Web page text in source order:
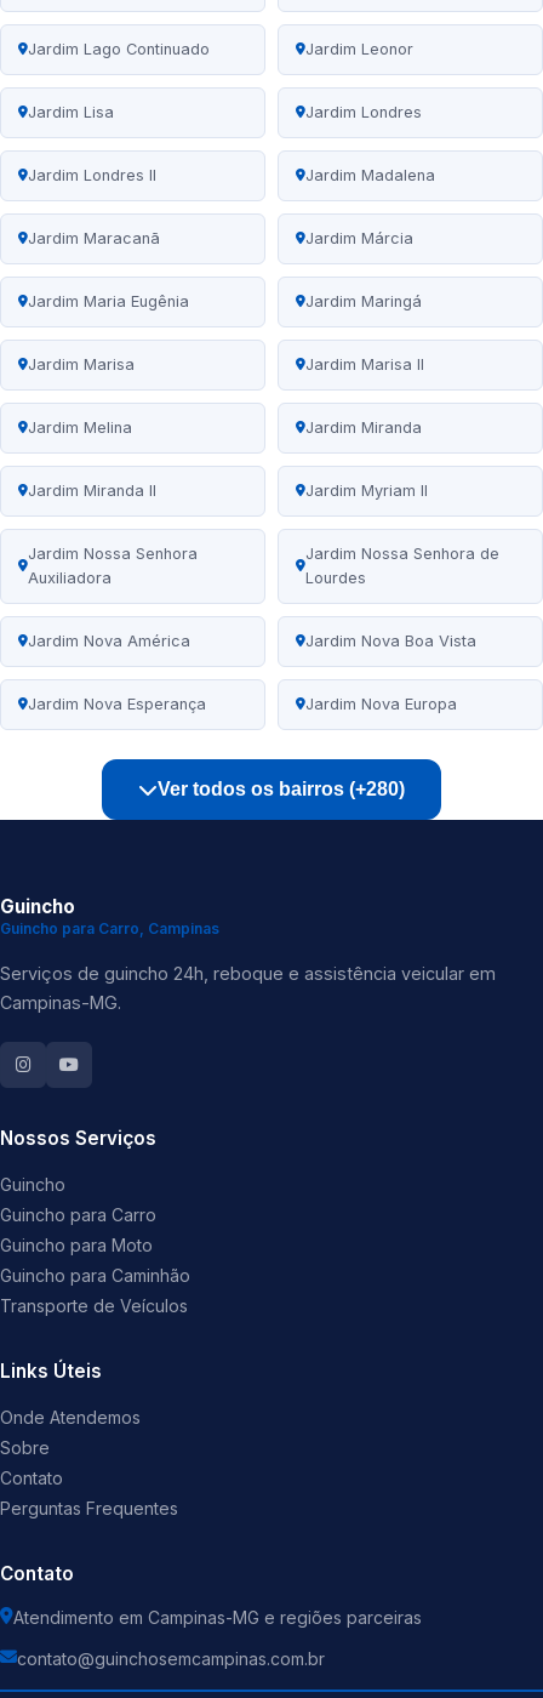
Jardim Lago Continuado Jardim Leonor
Jardim Lisa Jardim Londres
Jardim Londres II Jardim Madalena
Jardim Maracanã Jardim Márcia
Jardim Maria Eugênia Jardim Maringá
Jardim Marisa Jardim Marisa II
Jardim Melina Jardim Miranda
Jardim Miranda II Jardim Myriam II
Jardim Nossa Senhora
Auxiliadora
Jardim Nossa Senhora de
Lourdes
Jardim Nova América Jardim Nova Boa Vista
Jardim Nova Esperança Jardim Nova Europa
Ver todos os bairros (+280)
Guincho
Guincho para Carro, Campinas
Serviços de guincho 24h, reboque e assistência veicular em
Campinas-MG.
Nossos Serviços
Guincho
Guincho para Carro
Guincho para Moto
Guincho para Caminhão
Transporte de Veículos
Links Úteis
Onde Atendemos
Sobre
Contato
Perguntas Frequentes
Contato
Atendimento em Campinas-MG e regiões parceiras
contato@guinchosemcampinas.com.br